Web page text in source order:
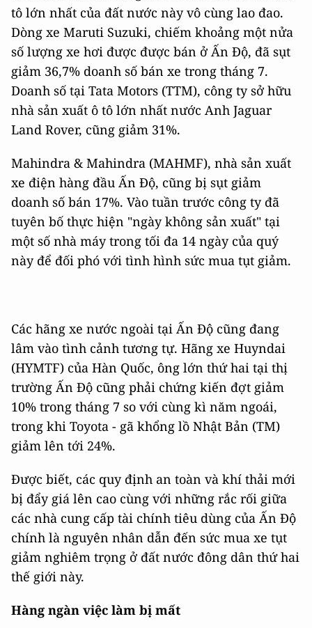
tô lớn nhất của đất nước này vô cùng lao đao.
Dòng xe Maruti Suzuki, chiếm khoảng một nửa
số lượng xe hơi được được bán ở Ấn Độ, đã sụt
giảm 36,7% doanh số bán xe trong tháng 7.
Doanh số tại Tata Motors (TTM), công ty sở hữu
nhà sản xuất ô tô lớn nhất nước Anh Jaguar
Land Rover, cũng giảm 31%.
Mahindra & Mahindra (MAHMF), nhà sản xuất
xe điện hàng đầu Ấn Độ, cũng bị sụt giảm
doanh số bán 17%. Vào tuần trước công ty đã
tuyên bố thực hiện "ngày không sản xuất" tại
một số nhà máy trong tối đa 14 ngày của quý
này để đối phó với tình hình sức mua tụt giảm.
Các hãng xe nước ngoài tại Ấn Độ cũng đang
lâm vào tình cảnh tương tự. Hãng xe Huyndai
(HYMTF) của Hàn Quốc, ông lớn thứ hai tại thị
trường Ấn Độ cũng phải chứng kiến đợt giảm
10% trong tháng 7 so với cùng kì năm ngoái,
trong khi Toyota - gã khổng lồ Nhật Bản (TM)
giảm lên tới 24%.
Được biết, các quy định an toàn và khí thải mới
bị đẩy giá lên cao cùng với những rắc rối giữa
các nhà cung cấp tài chính tiêu dùng của Ấn Độ
chính là nguyên nhân dẫn đến sức mua xe tụt
giảm nghiêm trọng ở đất nước đông dân thứ hai
thế giới này.
Hàng ngàn việc làm bị mất